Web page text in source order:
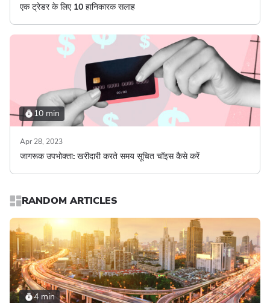
एक ट्रेडर के लिए 10 हानिकारक सलाह
10 min
Apr 28, 2023
जागरूक उपभोक्ता: खरीदारी करते समय सूचित चॉइस कैसे करें
RANDOM ARTICLES
4 min